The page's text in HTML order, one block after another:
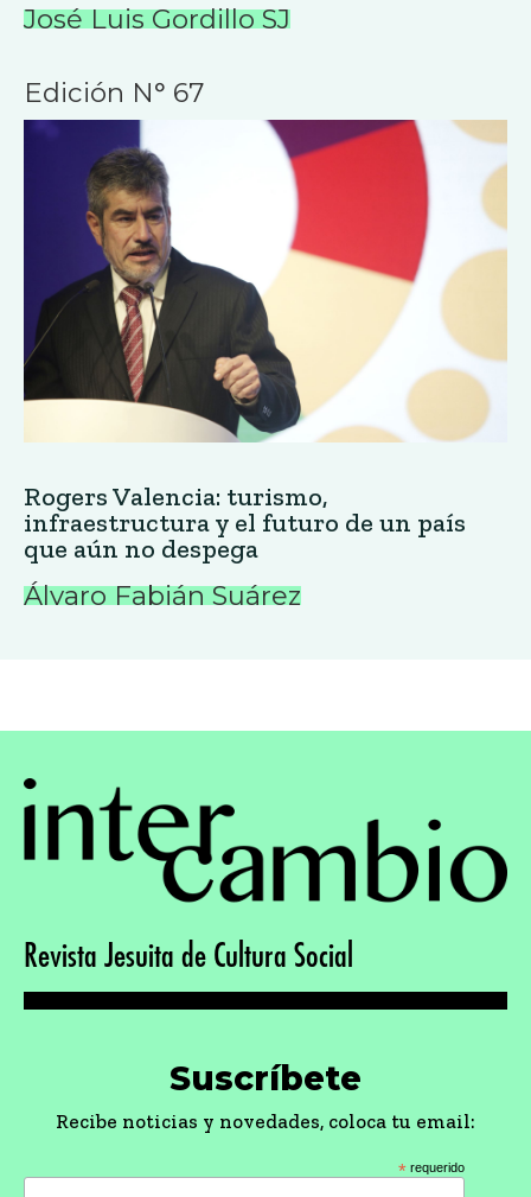
José Luis Gordillo SJ
Edición N° 67
Rogers Valencia: turismo,
infraestructura y el futuro de un país
que aún no despega
Álvaro Fabián Suárez
Revista Jesuita de Cultura Social
Suscríbete
Recibe noticias y novedades, coloca tu email:
* requerido